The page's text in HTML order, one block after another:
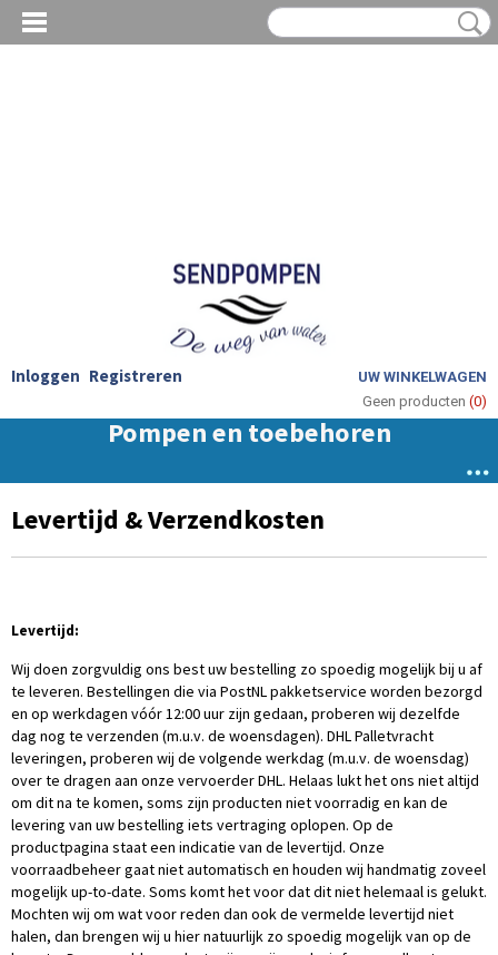
Inloggen Registreren
UW WINKELWAGEN
Geen producten (0)
Welkom bij Sendpompen.nl
Dé Sanibroyeur winkel!
Pompen en toebehoren
Levertijd & Verzendkosten
Levertijd:
Wij doen zorgvuldig ons best uw bestelling zo spoedig mogelijk bij u af
te leveren. Bestellingen die via PostNL pakketservice worden bezorgd
en op werkdagen vóór 12:00 uur zijn gedaan, proberen wij dezelfde
dag nog te verzenden (m.u.v. de woensdagen). DHL Palletvracht
leveringen, proberen wij de volgende werkdag (m.u.v. de woensdag)
over te dragen aan onze vervoerder DHL. Helaas lukt het ons niet altijd
om dit na te komen, soms zijn producten niet voorradig en kan de
levering van uw bestelling iets vertraging oplopen. Op de
productpagina staat een indicatie van de levertijd. Onze
voorraadbeheer gaat niet automatisch en houden wij handmatig zoveel
mogelijk up-to-date. Soms komt het voor dat dit niet helemaal is gelukt.
Mochten wij om wat voor reden dan ook de vermelde levertijd niet
halen, dan brengen wij u hier natuurlijk zo spoedig mogelijk van op de